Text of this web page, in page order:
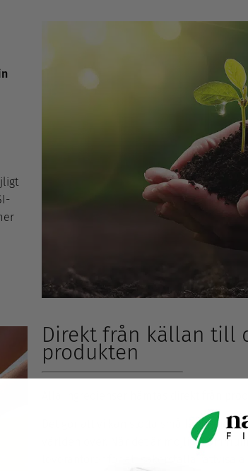
Direkt från källan till
produkten
Det gör att vi kan stötta små
världen över. När det är möjligt
leverantörer för att säkerställa rättvisa